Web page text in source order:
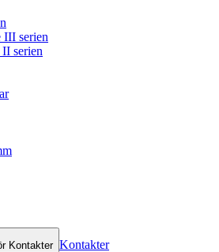
III serien
serien
Kontakter Kontakter